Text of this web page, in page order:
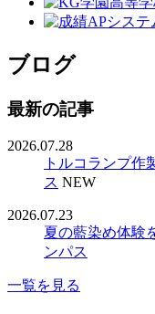
ブログ
最新の記事
2026.07.28
トルコランプ
ス NEW
2026.07.23
夏の藍染め体験
ンパス
一覧を見る